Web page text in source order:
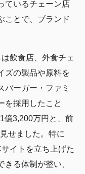
ているチェーン店
ことで、ブランド
飲食店、外食チェ
ズの製品や原料を
バーガー・ファミ
を採用したこと
億3,200万円と、前
せました。特に
イトを立ち上げた
る体制が整い、